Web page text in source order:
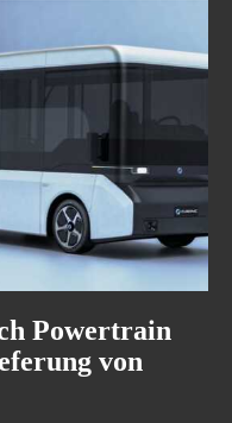
Powertrain
von